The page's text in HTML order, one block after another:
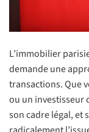
L’immobilier
demande une
transactions. Que
ou un investisseur
son cadre légal, et